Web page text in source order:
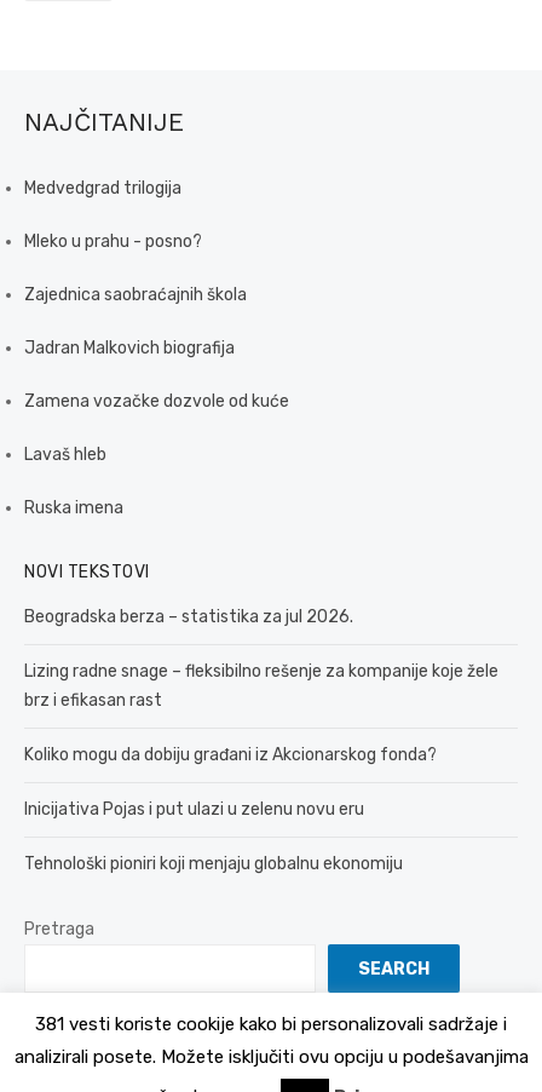
NAJČITANIJE
Medvedgrad trilogija
Mleko u prahu - posno?
Zajednica saobraćajnih škola
Jadran Malkovich biografija
Zamena vozačke dozvole od kuće
Lavaš hleb
Ruska imena
NOVI TEKSTOVI
Beogradska berza – statistika za jul 2026.
Lizing radne snage – fleksibilno rešenje za kompanije koje žele
brz i efikasan rast
Koliko mogu da dobiju građani iz Akcionarskog fonda?
Inicijativa Pojas i put ulazi u zelenu novu eru
Tehnološki pioniri koji menjaju globalnu ekonomiju
Pretraga
SEARCH
Politika Privatnosti
381 vesti koriste cookije kako bi personalizovali sadržaje i
analizirali posete. Možete isključiti ovu opciju u podešavanjima